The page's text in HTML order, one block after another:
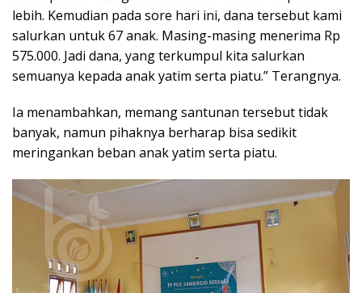
lebih. Kemudian pada sore hari ini, dana tersebut kami
salurkan untuk 67 anak. Masing-masing menerima Rp
575.000. Jadi dana, yang terkumpul kita salurkan
semuanya kepada anak yatim serta piatu.” Terangnya.
Ia menambahkan, memang santunan tersebut tidak
banyak, namun pihaknya berharap bisa sedikit
meringankan beban anak yatim serta piatu.